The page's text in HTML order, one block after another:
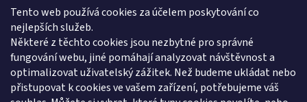
Tento web používá cookies za účelem poskytování co
nejlepších služeb.
Některé z těchto cookies jsou nezbytné pro správné
fungování webu, jiné pomáhají analyzovat návštěvnost a
optimalizovat uživatelský zážitek. Než budeme ukládat nebo
přistupovat k cookies ve vašem zařízení, potřebujeme váš
Proč jíst z přírodních dřevěných talířů: Ekologická a Stylová
Volba